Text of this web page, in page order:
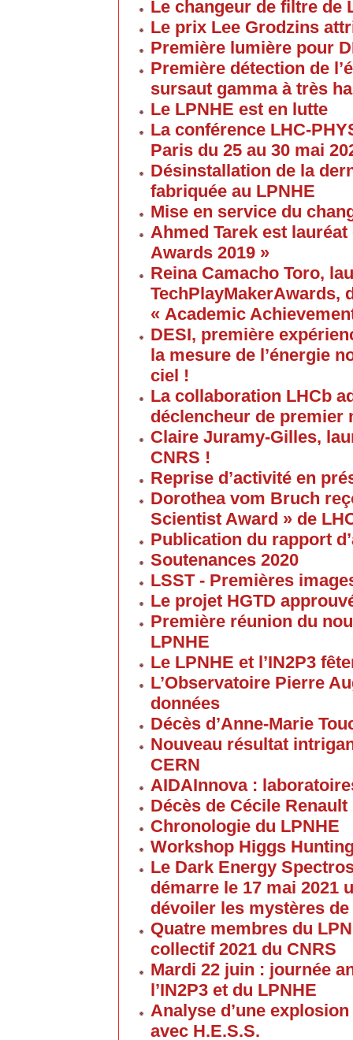
Le changeur de filtre de
Le prix Lee Grodzins
Première lumière pour
Première détection de
sursaut gamma à très
Le LPNHE est en lutte
La conférence LHC-
Paris du 25 au 30 mai
Désinstallation de la
fabriquée au LPNHE
Mise en service du
Ahmed Tarek est
Awards 2019 »
Reina Camacho Toro,
TechPlayMakerAwards,
« Academic
DESI, première
la mesure de l’énergie
ciel !
La collaboration LHCb
déclencheur de premier
Claire Juramy-Gilles,
CNRS !
Reprise d’activité en
Dorothea vom Bruch
Scientist Award » de
Publication du rapport
Soutenances 2020
LSST - Premières
Le projet HGTD
Première réunion du
LPNHE
Le LPNHE et l’IN2P3
L’Observatoire Pierre
données
Décès d’Anne-Marie
Nouveau résultat
CERN
AIDAInnova :
Décès de Cécile Renault
Chronologie du LPNHE
Workshop Higgs
Le Dark Energy
démarre le 17 mai 2021
dévoiler les mystères de
Quatre membres du
collectif 2021 du CNRS
Mardi 22 juin : journée
l’IN2P3 et du LPNHE
Analyse d’une
avec H.E.S.S.